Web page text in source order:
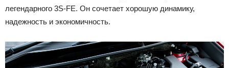
легендарного 3S-FE. Он сочетает хорошую динамику,
надежность и экономичность.